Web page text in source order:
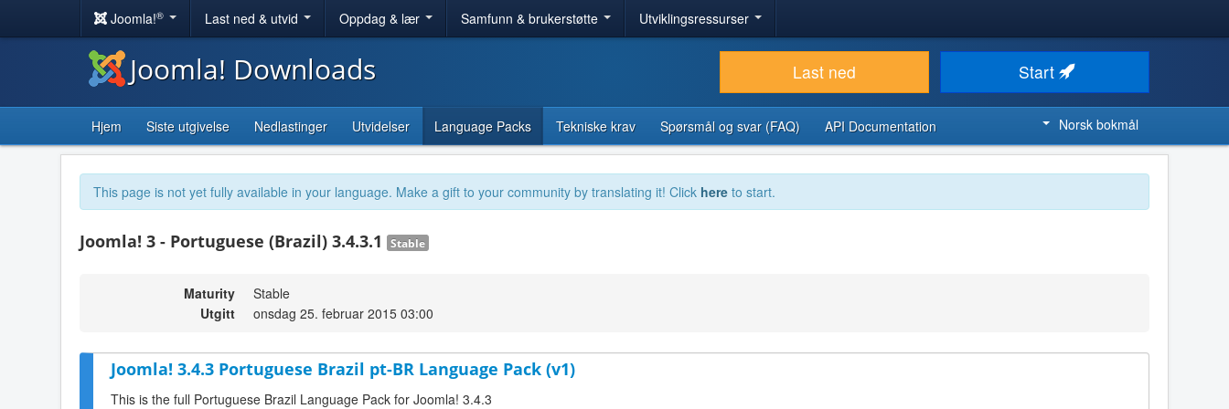
Joomla!® Last ned & utvid Oppdag & lær Samfunn & brukerstøtte Utviklingsressurser
Joomla! Downloads Last ned Start
Hjem Siste utgivelse Nedlastinger Utvidelser Language Packs Tekniske krav Spørsmål og svar (FAQ) API Documentation Norsk bokmål
This page is not yet fully available in your language. Make a gift to your community by translating it! Click here to start.
Joomla! 3 - Portuguese (Brazil) 3.4.3.1 Stable
Maturity
Stable
Utgitt
onsdag 25. februar 2015 03:00
Joomla! 3.4.3 Portuguese Brazil pt-BR Language Pack (v1)
This is the full Portuguese Brazil Language Pack for Joomla! 3.4.3